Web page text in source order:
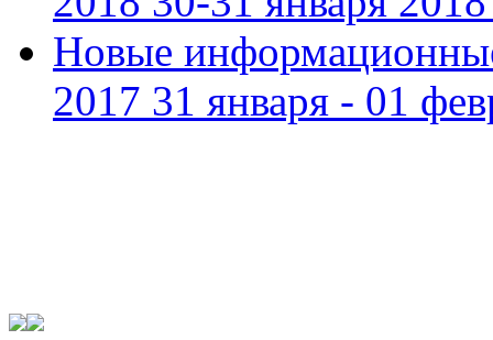
Новые
2017 31 января - 01